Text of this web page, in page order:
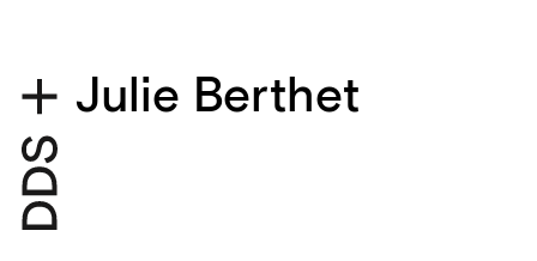
Julie Berthet